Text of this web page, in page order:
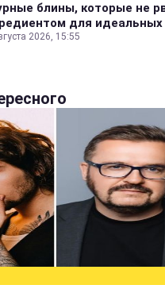
блины, которые не
для
2026, 15:55